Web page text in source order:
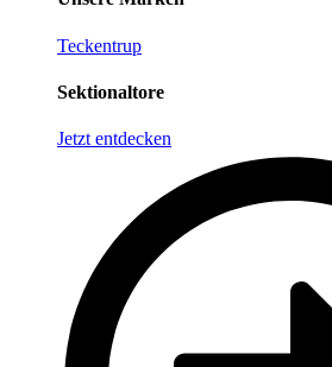
Teckentrup
Sektionaltore
Jetzt entdecken